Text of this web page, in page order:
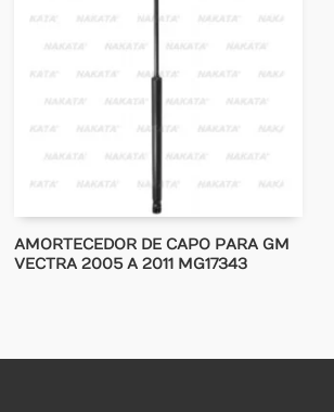
AMORTECEDOR DE CAPO PARA GM
VECTRA 2005 A 2011 MG17343